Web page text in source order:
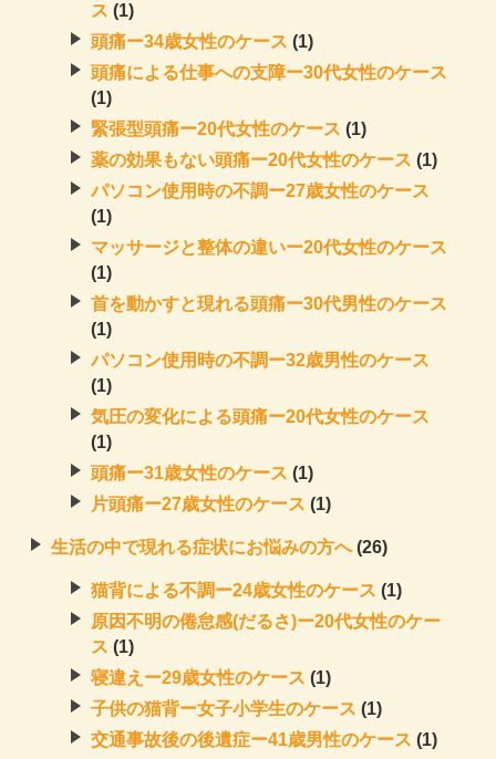
ス (1)
頭痛ー34歳女性のケース (1)
頭痛による仕事への支障ー30代女性のケース
(1)
緊張型頭痛ー20代女性のケース (1)
薬の効果もない頭痛ー20代女性のケース (1)
パソコン使用時の不調ー27歳女性のケース
(1)
マッサージと整体の違いー20代女性のケース
(1)
首を動かすと現れる頭痛ー30代男性のケース
(1)
パソコン使用時の不調ー32歳男性のケース
(1)
気圧の変化による頭痛ー20代女性のケース
(1)
頭痛ー31歳女性のケース (1)
片頭痛ー27歳女性のケース (1)
生活の中で現れる症状にお悩みの方へ(26)
猫背による不調ー24歳女性のケース (1)
原因不明の倦怠感(だるさ)ー20代女性のケー
ス (1)
寝違えー29歳女性のケース (1)
子供の猫背ー女子小学生のケース (1)
交通事故後の後遺症ー41歳男性のケース (1)